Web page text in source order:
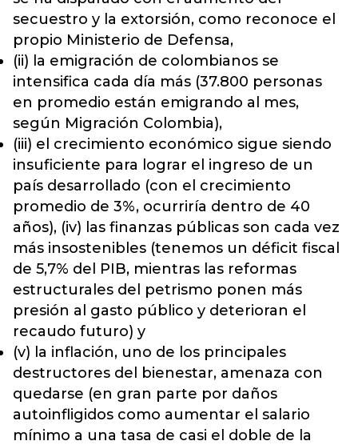
secuestro y la extorsión, como reconoce el
propio Ministerio de Defensa,
(ii) la emigración de colombianos se
intensifica cada día más (37.800 personas
en promedio están emigrando al mes,
según Migración Colombia),
(iii) el crecimiento económico sigue siendo
insuficiente para lograr el ingreso de un
país desarrollado (con el crecimiento
promedio de 3%, ocurriría dentro de 40
años), (iv) las finanzas públicas son cada vez
más insostenibles (tenemos un déficit fiscal
de 5,7% del PIB, mientras las reformas
estructurales del petrismo ponen más
presión al gasto público y deterioran el
recaudo futuro) y
(v) la inflación, uno de los principales
destructores del bienestar, amenaza con
quedarse (en gran parte por daños
autoinfligidos como aumentar el salario
mínimo a una tasa de casi el doble de la